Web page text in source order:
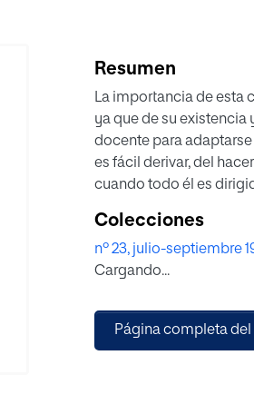
Resumen
La importancia de esta
ya que de su existencia
docente para
es fácil derivar, del
cuando todo él es
el discente su
su labor por la reacción
También puede
aprehender cualquier
una tarea intelectual
Colecciones
nº 23, julio-septiembre
Cargando...
Página completa del